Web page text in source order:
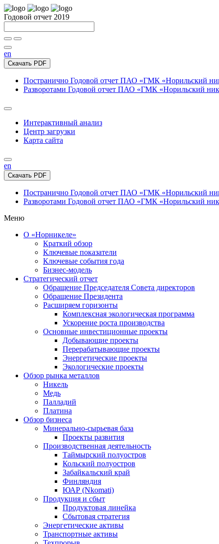
Годовой отчет 2019
en
Скачать PDF
Постранично Годовой отчет ПАО «ГМК «Норильский
Разворотами Годовой отчет ПАО «ГМК «Норильский
Интерактивный анализ
Центр загрузки
Карта сайта
en
Скачать PDF
Постранично Годовой отчет ПАО «ГМК «Норильский
Разворотами Годовой отчет ПАО «ГМК «Норильский
Меню
О «Норникеле»
Краткий обзор
Ключевые показатели
Ключевые события года
Бизнес-модель
Стратегический отчет
Обращение Председателя Совета директоров
Обращение Президента
Расширяем горизонты
Комплексная экологическая программа
Ускорение роста производства
Основные инвестиционные проекты
Добывающие проекты
Перерабатывающие проекты
Энергетические проекты
Экологические проекты
Обзор рынка металлов
Никель
Медь
Палладий
Платина
Обзор бизнеса
Минерально-сырьевая база
Проекты развития
Производственная деятельность
Таймырский полуостров
Кольский полуостров
Забайкальский край
Финляндия
ЮАР (Nkomati)
Продукция и сбыт
Продуктовая линейка
Сбытовая стратегия
Энергетические активы
Транспортные активы